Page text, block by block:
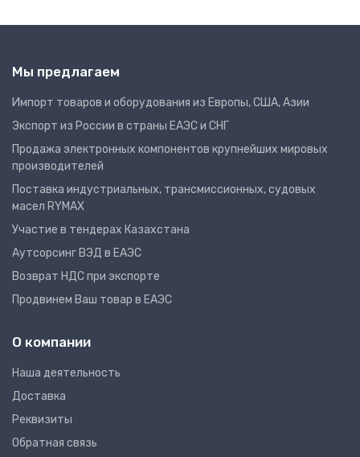
Мы предлагаем
Импорт товаров и оборудования из Европы, США, Азии
Экспорт из России в страны ЕАЭС и СНГ
Продажа электронных компонентов крупнейших мировых
производителей
Поставка индустриальных, трансмиссионных, судовых
масел RYMAX
Участие в тендерах Казахстана
Аутсорсинг ВЭД в ЕАЭС
Возврат НДС при экспорте
Продвинем Ваш товар в ЕАЭС
О компании
Наша деятельность
Доставка
Реквизиты
Обратная связь